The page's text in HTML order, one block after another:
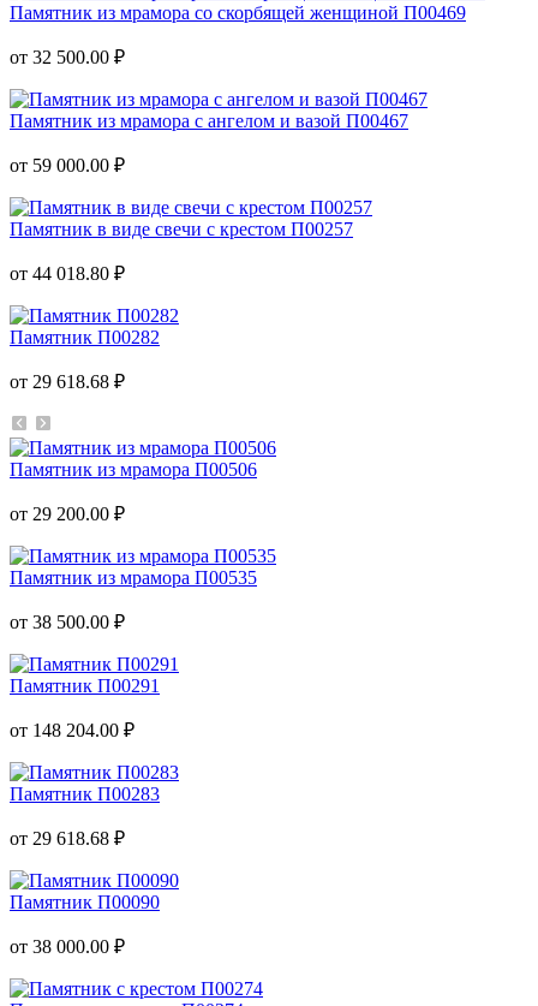
Памятник из мрамора со скорбящей женщиной П00469
от 32 500.00 ₽
Памятник из мрамора с ангелом и вазой П00467
от 59 000.00 ₽
Памятник в виде свечи с крестом П00257
от 44 018.80 ₽
Памятник П00282
от 29 618.68 ₽
Памятник из мрамора П00506
от 29 200.00 ₽
Памятник из мрамора П00535
от 38 500.00 ₽
Памятник П00291
от 148 204.00 ₽
Памятник П00283
от 29 618.68 ₽
Памятник П00090
от 38 000.00 ₽